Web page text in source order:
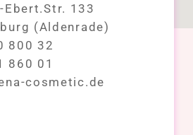
Ebert.Str. 133
(Aldenrade)
800 32
860 01
cosmetic.de